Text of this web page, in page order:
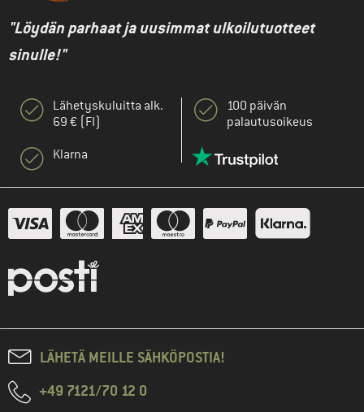
"Löydän parhaat ja uusimmat ulkoilutuotteet
sinulle!"
Lähetyskuluitta alk.
69 € (FI)
Klarna
100 päivän
palautusoikeus
LÄHETÄ MEILLE SÄHKÖPOSTIA!
+49 7121/70 12 0